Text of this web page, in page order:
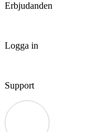
Erbjudanden
Logga in
Support